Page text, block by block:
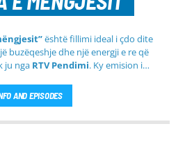
është fillimi ideal i çdo dite
buzëqeshje dhe një energji e re që
ju nga RTV Pendimi. Ky emision i
duke ju shoqëruar në orët e
të larmishme dhe të dobishme
për të gjithë familjen.
AND EPISODES